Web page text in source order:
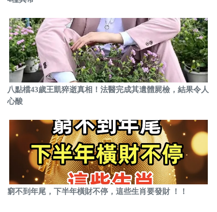
八點檔43歲王凱猝逝真相！法醫完成其遺體屍檢，結果令人
心酸
窮不到年尾，下半年橫財不停，這些生肖要發財 ！！